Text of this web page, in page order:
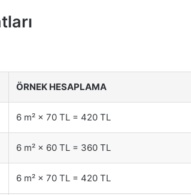
ÖRNEK HESAPLAMA
6 m² × 70 TL = 420 TL
6 m² × 60 TL = 360 TL
6 m² × 70 TL = 420 TL